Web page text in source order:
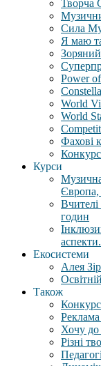
Творча
Сила
Я маю
Power
World
World
Фахові
Курси
Музична
Європа,
Вчителі
годин
Екосистеми
Алея
Також
Хочу до
Різні